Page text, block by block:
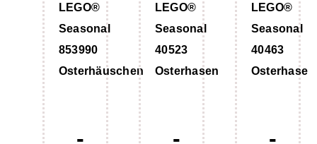
LEGO®
Seasonal
853990
Osterhäuschen
-
LEGO®
Seasonal
40523
Osterhasen
-
LEGO®
Seasonal
40463
Osterhase
-